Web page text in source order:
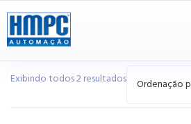
Exibindo todos 2 resultados